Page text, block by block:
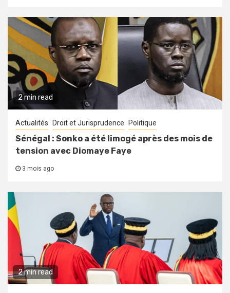
2 min read
Actualités Droit et Jurisprudence Politique
Sénégal : Sonko a été limogé après des mois de
tension avec Diomaye Faye
3 mois ago
2 min read